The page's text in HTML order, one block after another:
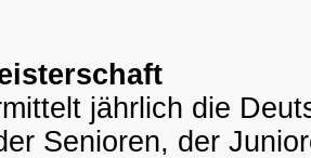
jährlich die
Senioren, der